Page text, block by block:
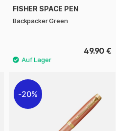
FISHER SPACE PEN
Backpacker Green
49.90 €
20%